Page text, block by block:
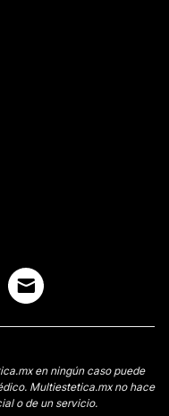
en ningún caso puede
Multiestetica.mx no hace
o de un servicio.